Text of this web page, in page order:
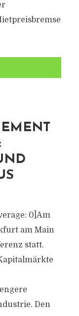
0]Am
am Main
statt.
Den